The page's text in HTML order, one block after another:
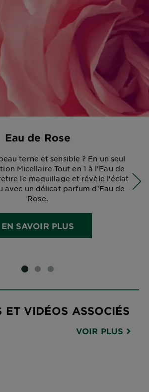
Eau de Rose
terne et sensible ? En un seul
Micellaire Tout en 1 à l'Eau de
le maquillage et révèle l'éclat
avec un délicat parfum d'Eau de
Rose.
EN SAVOIR PLUS
DIAPOSITIVE 1
DIAPOSITIVE 2
DIAPOSITIVE 3
ET VIDÉOS ASSOCIÉS
VOIR PLUS